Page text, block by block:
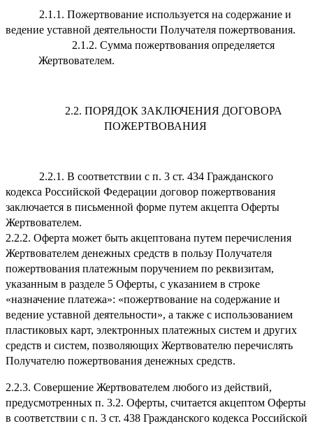
2.1.1. Пожертвование используется на содержание и
ведение уставной деятельности Получателя пожертвования.
2.1.2. Сумма пожертвования определяется
Жертвователем.
2.2. ПОРЯДОК ЗАКЛЮЧЕНИЯ ДОГОВОРА
ПОЖЕРТВОВАНИЯ
2.2.1. В соответствии с п. 3 ст. 434 Гражданского
кодекса Российской Федерации договор пожертвования
заключается в письменной форме путем акцепта Оферты
Жертвователем.
2.2.2. Оферта может быть акцептована путем перечисления
Жертвователем денежных средств в пользу Получателя
пожертвования платежным поручением по реквизитам,
указанным в разделе 5 Оферты, с указанием в строке
«назначение платежа»: «пожертвование на содержание и
ведение уставной деятельности», а также с использованием
пластиковых карт, электронных платежных систем и других
средств и систем, позволяющих Жертвователю перечислять
Получателю пожертвования денежных средств.
2.2.3. Совершение Жертвователем любого из действий,
предусмотренных п. 3.2. Оферты, считается акцептом Оферты
в соответствии с п. 3 ст. 438 Гражданского кодекса Российской